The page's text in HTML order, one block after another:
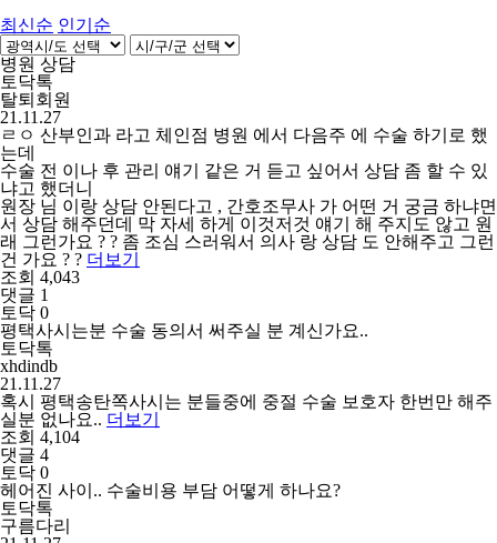
최신순 인기순
병원 상담
토닥톡
탈퇴회원
21.11.27
ㄹㅇ 산부인과 라고 체인점 병원 에서 다음주 에 수술 하기로 했
는데
수술 전 이나 후 관리 얘기 같은 거 듣고 싶어서 상담 좀 할 수 있
냐고 했더니
원장 님 이랑 상담 안된다고 , 간호조무사 가 어떤 거 궁금 하냐면
서 상담 해주던데 막 자세 하게 이것저것 얘기 해 주지도 않고 원
래 그런가요 ? ? 좀 조심 스러워서 의사 랑 상담 도 안해주고 그런
건 가요 ? ? 더보기
조회 4,043
댓글 1
토닥 0
평택사시는분 수술 동의서 써주실 분 계신가요..
토닥톡
xhdindb
21.11.27
혹시 평택송탄쪽사시는 분들중에 중절 수술 보호자 한번만 해주
실분 없나요.. 더보기
조회 4,104
댓글 4
토닥 0
헤어진 사이.. 수술비용 부담 어떻게 하나요?
토닥톡
구름다리